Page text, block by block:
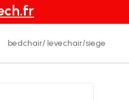
bedchair/ levechair/siege